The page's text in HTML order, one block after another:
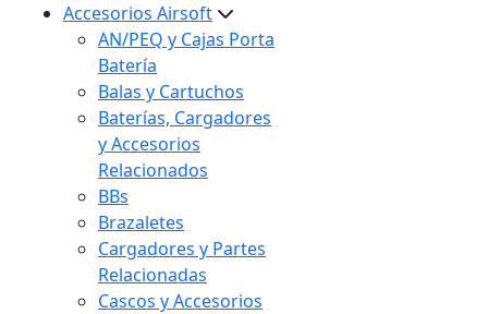
Accesorios Airsoft
AN/PEQ y Cajas Porta
Batería
Balas y Cartuchos
Baterías, Cargadores
y Accesorios
Relacionados
BBs
Brazaletes
Cargadores y Partes
Relacionadas
Cascos y Accesorios